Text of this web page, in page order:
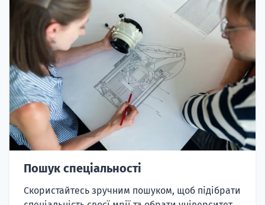
Пошук спеціальності
Скористайтесь зручним пошуком, щоб підібрати